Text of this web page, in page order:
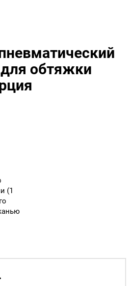
обтяжки
(1
или